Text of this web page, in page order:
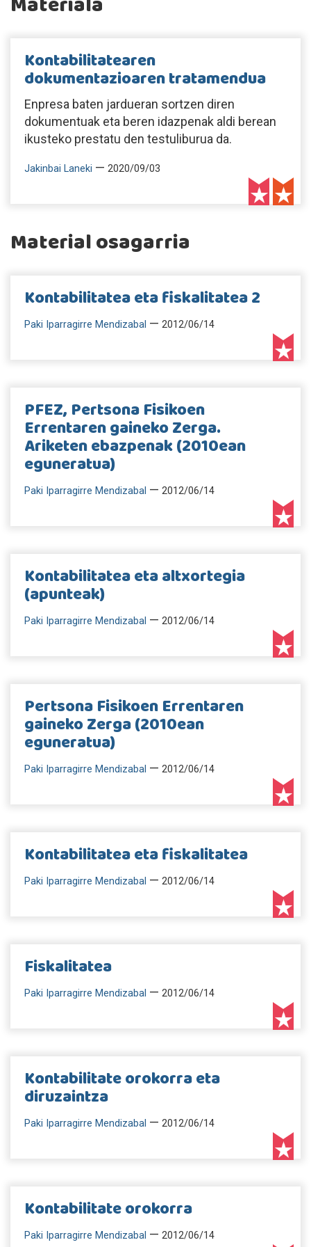
Kontabilitatearen
dokumentazioaren tratamendua
Enpresa baten jardueran sortzen diren
dokumentuak eta beren idazpenak aldi berean
ikusteko prestatu den testuliburua da.
Jakinbai Laneki — 2020/09/03
Material osagarria
Kontabilitatea eta fiskalitatea 2
Paki Iparragirre Mendizabal — 2012/06/14
PFEZ, Pertsona Fisikoen
Errentaren gaineko Zerga.
Ariketen ebazpenak (2010ean
eguneratua)
Paki Iparragirre Mendizabal — 2012/06/14
Kontabilitatea eta altxortegia
(apunteak)
Paki Iparragirre Mendizabal — 2012/06/14
Pertsona Fisikoen Errentaren
gaineko Zerga (2010ean
eguneratua)
Paki Iparragirre Mendizabal — 2012/06/14
Kontabilitatea eta fiskalitatea
Paki Iparragirre Mendizabal — 2012/06/14
Fiskalitatea
Paki Iparragirre Mendizabal — 2012/06/14
Kontabilitate orokorra eta
diruzaintza
Paki Iparragirre Mendizabal — 2012/06/14
Kontabilitate orokorra
Paki Iparragirre Mendizabal — 2012/06/14